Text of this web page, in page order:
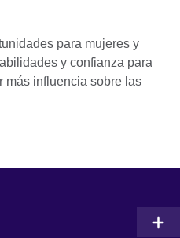
para mujeres y
y confianza para
más influencia sobre las